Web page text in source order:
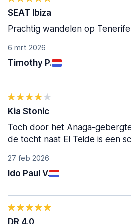
6 mrt 2026
Timothy P.
SEAT Ibiza
Prachtig wandelen op Tenerife
27 feb 2026
Ido Paul V.
Kia Stonic
Toch door het Anaga-
de tocht naat El Teide is een
DR 4.0